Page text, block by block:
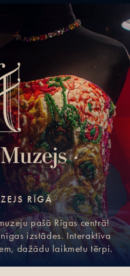
RĪGĀ
pašā Rīgas centrā!
izstādes. Interaktīva
dažādu laikmetu tērpi.